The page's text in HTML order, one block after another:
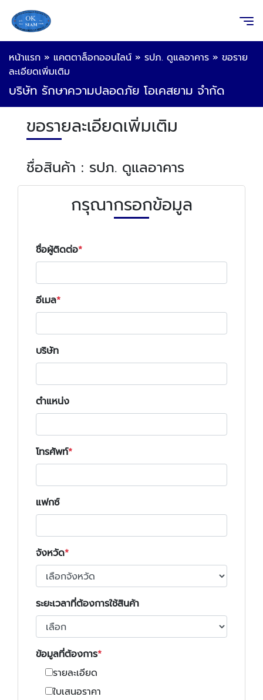
หน้าแรก » แคตตาล็อกออนไลน์ » รปภ. ดูแลอาคาร » ขอราย
ละเอียดเพิ่มเติม
บริษัท รักษาความปลอดภัย โอเคสยาม จำกัด
ขอรายละเอียดเพิ่มเติม
ชื่อสินค้า : รปภ. ดูแลอาคาร
กรุณากรอกข้อมูล
ชื่อผู้ติดต่อ
อีเมล
บริษัท
ตำแหน่ง
โทรศัพท์
แฟกซ์
จังหวัด
ระยะเวลาที่ต้องการใช้สินค้า
ข้อมูลที่ต้องการ
รายละเอียด
ใบเสนอราคา